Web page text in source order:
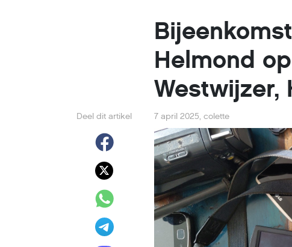
Helmond
Westwijzer,
Deel dit artikel 7 april 2025,colette